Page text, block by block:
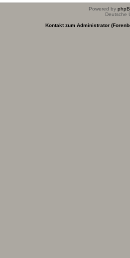
Powered by
Deutsche
Kontakt zum Administrator